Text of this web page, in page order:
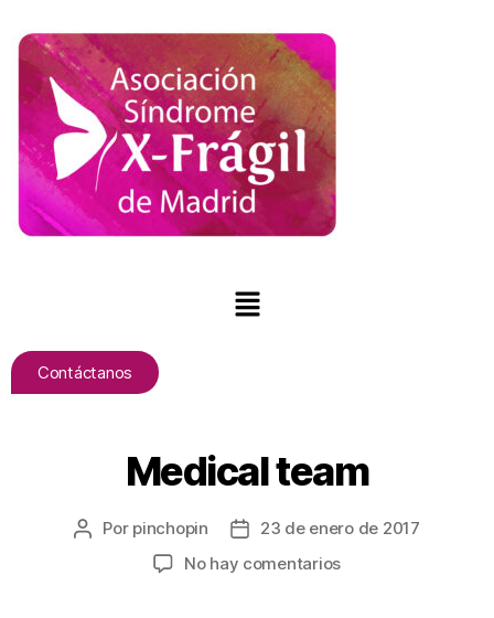
Contáctanos
Medical team
Por pinchopin
23 de enero de 2017
No hay comentarios